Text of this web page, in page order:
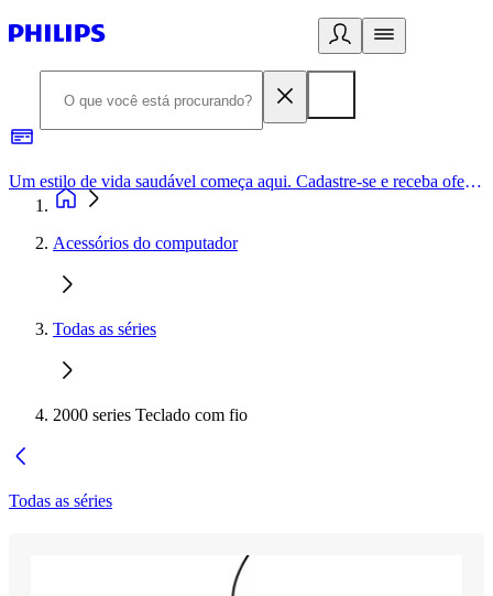
Um estilo de vida saudável começa aqui. Cadastre-se e receba ofertas exclusivas.
Acessórios do computador
Todas as séries
2000 series Teclado com fio
Todas as séries